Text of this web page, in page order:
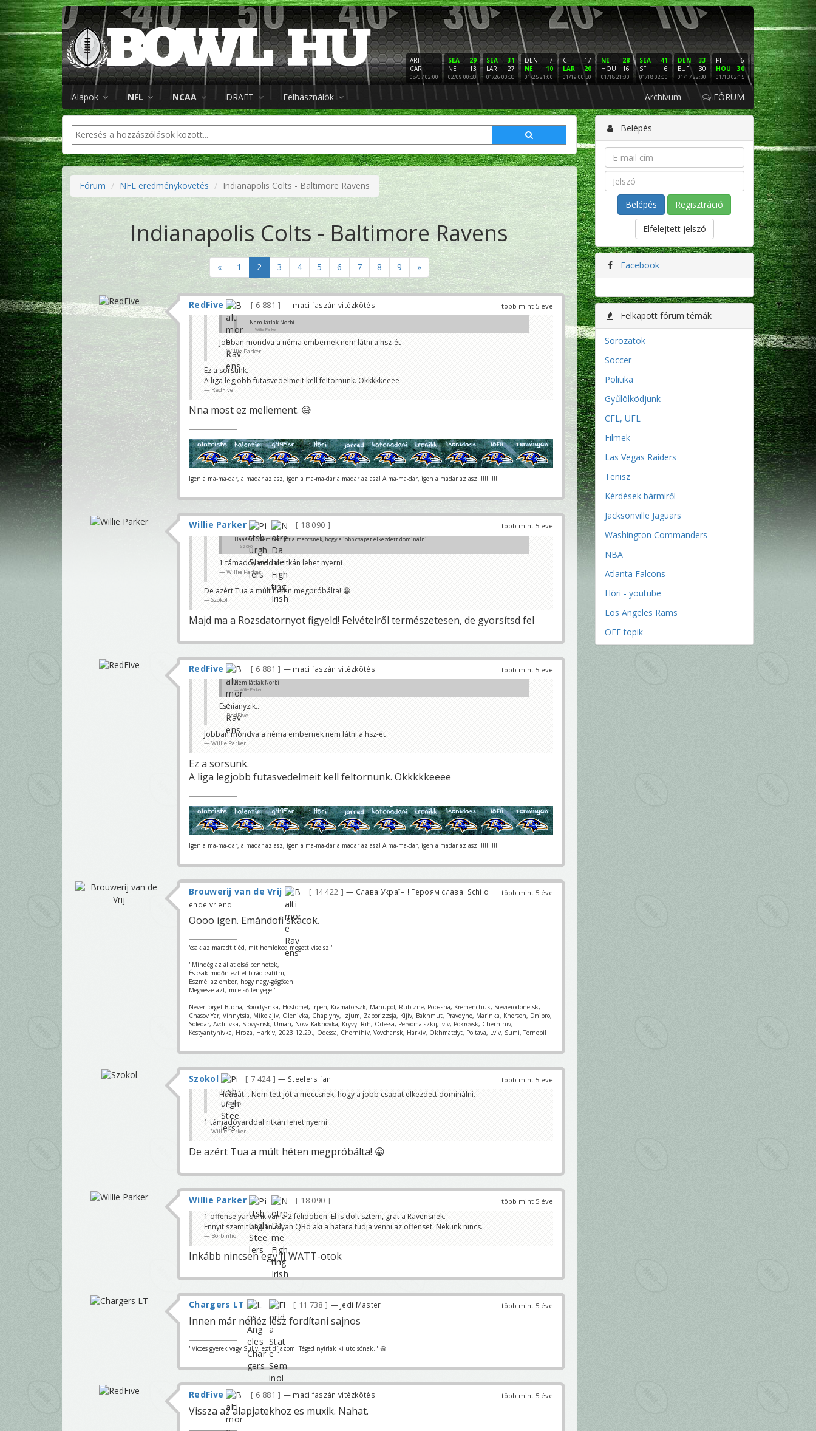
ARI
CAR
08/07 02:00
29
SEA
13
NE
02/09 00:30
31
SEA
27
LAR
01/26 00:30
7
DEN
10
NE
01/25 21:00
17
CHI
20
LAR
01/19 00:30
28
NE
16
HOU
01/18 21:00
41
SEA
6
SF
01/18 02:00
33
DEN
30
BUF
01/17 22:30
6
PIT
30
HOU
01/13 02:15
16
NE
3
LAC
01/12 02:00
PHI
SF
01/11
Alapok NFL NCAA DRAFT Felhasználók Archívum FÓRUM
Fórum NFL eredménykövetés Indianapolis Colts - Baltimore Ravens
Indianapolis Colts - Baltimore Ravens
« 1 2 3 4 5 6 7 8 9 »
több mint 5 éve
RedFive 6 881 — maci faszán vitézkötés
Nem látlak Norbi
Willie Parker
Es hianyzik...
RedFive
Jobban mondva a néma embernek nem látni a hsz-ét
Willie Parker
Ez a sorsunk.
A liga legjobb futasvedelmeit kell feltornunk. Okkkkkeeee
RedFive
Nna most ez mellement. 😅
Igen a ma-ma-dar, a madar az asz, igen a ma-ma-dar a madar az asz! A ma-ma-dar, igen a madar az asz!!!!!!!!!!!
több mint 5 éve
Willie Parker 18 090
Háááát... Nem tett jót a meccsnek, hogy a jobb csapat elkezdett dominálni.
Szokol
1 támadóyarddal ritkán lehet nyerni
Willie Parker
De azért Tua a múlt héten megpróbálta! 😀
Szokol
Majd ma a Rozsdatornyot figyeld! Felvételről természetesen, de gyorsítsd fel
több mint 5 éve
RedFive 6 881 — maci faszán vitézkötés
Nem látlak Norbi
Willie Parker
Es hianyzik...
RedFive
Jobban mondva a néma embernek nem látni a hsz-ét
Willie Parker
Ez a sorsunk.
A liga legjobb futasvedelmeit kell feltornunk. Okkkkkeeee
Igen a ma-ma-dar, a madar az asz, igen a ma-ma-dar a madar az asz! A ma-ma-dar, igen a madar az asz!!!!!!!!!!!
több mint 5 éve
Brouwerij van de Vrij 14 422
— Слава Україні! Героям слава! Schild
ende vriend
Oooo igen. Emándöfi skacok.
'csak az maradt tiéd, mit homlokod megett viselsz.'
"Mindég az állat első bennetek,
És csak midőn ezt el birád csitítni,
Eszmél az ember, hogy nagy-gőgösen
Megvesse azt, mi első lényege."
Never forget Bucha, Borodyanka, Hostomel, Irpen, Kramatorszk, Mariupol, Rubizne, Popasna, Kremenchuk, Sievierodonetsk,
Chasov Yar, Vinnytsia, Mikolajiv, Olenivka, Chaplyny, Izjum, Zaporizzsja, Kijiv, Bakhmut, Pravdyne, Marinka, Kherson, Dnipro,
Soledar, Avdijivka, Slovyansk, Uman, Nova Kakhovka, Kryvyi Rih, Odessa, Pervomajszkij,Lviv, Pokrovsk, Chernihiv,
Kostyantynivka, Hroza, Harkiv, 2023.12.29., Odessa, Chernihiv, Vovchansk, Harkiv, Okhmatdyt, Poltava, Lviv, Sumi, Ternopil
több mint 5 éve
Szokol 7 424 — Steelers fan
Háááát... Nem tett jót a meccsnek, hogy a jobb csapat elkezdett dominálni.
Szokol
1 támadóyarddal ritkán lehet nyerni
Willie Parker
De azért Tua a múlt héten megpróbálta! 😀
több mint 5 éve
Willie Parker
18 090
1 offense yardunk van a 2.felidoben. El is dolt sztem, grat a Ravensnek.
Ennyit szamit ha van olyan QBd aki a hatara tudja venni az offenset. Nekunk nincs.
Borbinho
Inkább nincsen egy JJ WATT-otok
több mint 5 éve
Chargers LT 11 738 — Jedi Master
Innen már nehéz lesz fordítani sajnos
"Vicces gyerek vagy Sully, ezt díjazom! Téged nyírlak ki utolsónak." 😀
több mint 5 éve
RedFive 6 881 — maci faszán vitézkötés
Vissza az alapjatekhoz es muxik. Nahat.
Belépés
Regisztráció
Elfelejtett jelszó
Facebook
Felkapott fórum témák
Sorozatok
Soccer
Politika
Gyűlölködjünk
CFL, UFL
Filmek
Las Vegas Raiders
Tenisz
Kérdések bármiről
Jacksonville Jaguars
Washington Commanders
NBA
Atlanta Falcons
Höri - youtube
Los Angeles Rams
OFF topik